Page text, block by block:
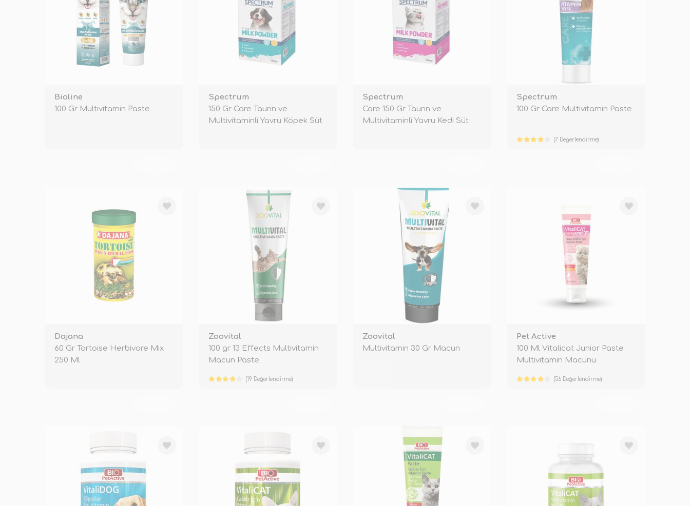
Bioline
100 Gr Multivitamin Paste
Spectrum
150 Gr Care Taurin ve
Multivitaminli Yavru Köpek Süt
Spectrum
Care 150 Gr Taurin ve
Multivitaminli Yavru Kedi Süt
Spectrum
100 Gr Care Multivitamin Paste
(7 Değerlendirme)
Dajana
60 Gr Tortoise Herbivore Mix
250 Ml
Zoovital
100 gr 13 Effects Multivitamin
Macun Paste
(19 Değerlendirme)
Zoovital
Multivitamin 30 Gr Macun
Pet Active
100 Ml Vitalicat Junior Paste
Multivitamin Macunu
(56 Değerlendirme)